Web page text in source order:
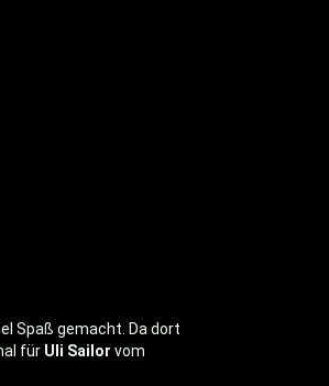
Spaß gemacht. Da dort
für Uli Sailor vom